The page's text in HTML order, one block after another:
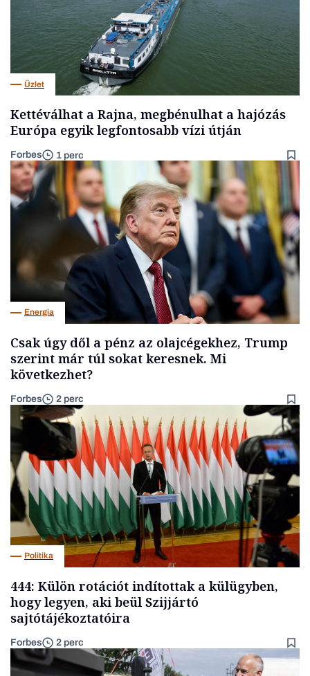
Üzlet
Kettéválhat a Rajna, megbénulhat a hajózás
Európa egyik legfontosabb vízi útján
Forbes 1 perc
Energia
Csak úgy dől a pénz az olajcégekhez, Trump
szerint már túl sokat keresnek. Mi
következhet?
Forbes 2 perc
Politika
444: Külön rotációt indítottak a külügyben,
hogy legyen, aki beül Szijjártó
sajtótájékoztatóira
Forbes 2 perc